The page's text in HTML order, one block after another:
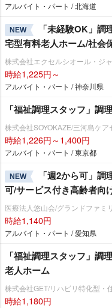
アルバイト・パート / 北海道
NEW
「未経験OK」
宅型有料老人ホーム/社会
株式会社エクセルシオール・ジ
時給1,225円～
アルバイト・パート / 神奈川県
「福祉調理スタッフ」調
株式会社SOYOKAZE/三河島ケア
時給1,226円～1,400円
アルバイト・パート / 東京都
NEW
「週2から可」
可/サービス付き高齢者向
医療法人悠山会/グランドファミ
時給1,140円
アルバイト・パート / 愛知県
「福祉調理スタッフ」調
老人ホーム
株式会社GET/リハビリ特化型・
時給1,180円